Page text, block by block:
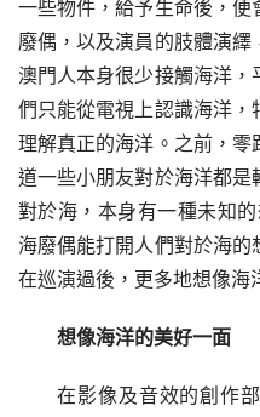
一些物件，給予生命後，
廢偶，以及演員的肢體演繹
澳門人本身很少接觸海洋
們只能從電視上認識海洋
理解真正的海洋。之前，
道一些小朋友對於海洋都
對於海，本身有一種未知
海廢偶能打開人們對於海
在巡演過後，更多地想像海
想像海洋的美好一面
在影像及音效的創作